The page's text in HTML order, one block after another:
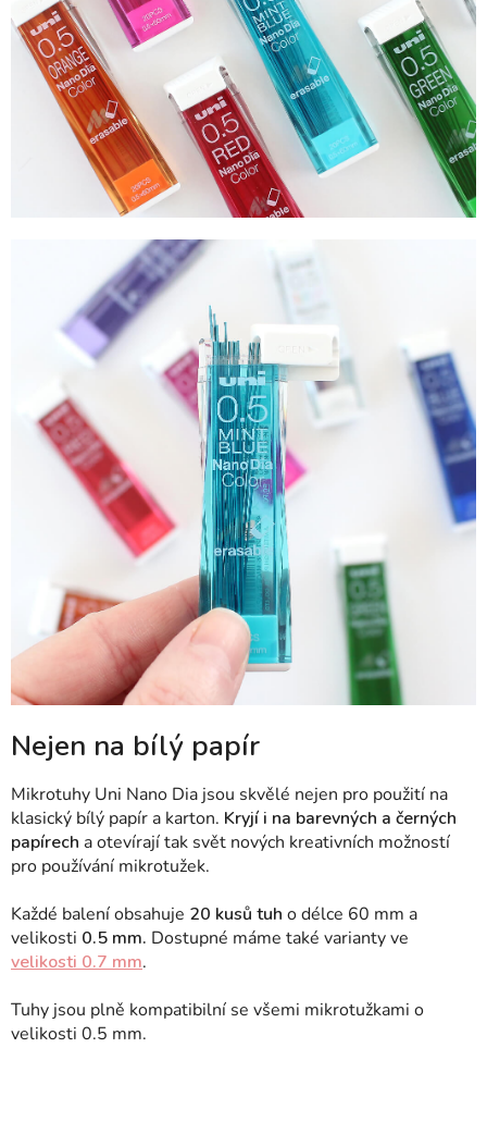
Nejen na bílý papír
Mikrotuhy Uni Nano Dia jsou skvělé nejen pro použití na
klasický bílý papír a karton. Kryjí i na barevných a černých
papírech a otevírají tak svět nových kreativních možností
pro používání mikrotužek.
Každé balení obsahuje 20 kusů tuh o délce 60 mm a
velikosti 0.5 mm. Dostupné máme také varianty ve
velikosti 0.7 mm.
Tuhy jsou plně kompatibilní se všemi mikrotužkami o
velikosti 0.5 mm.